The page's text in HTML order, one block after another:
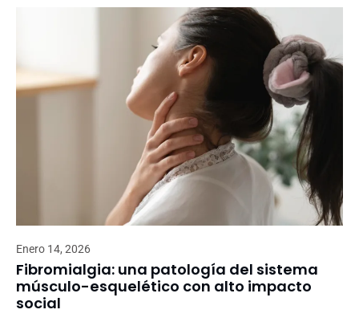
Enero 14, 2026
Fibromialgia: una patología del sistema
músculo-esquelético con alto impacto
social